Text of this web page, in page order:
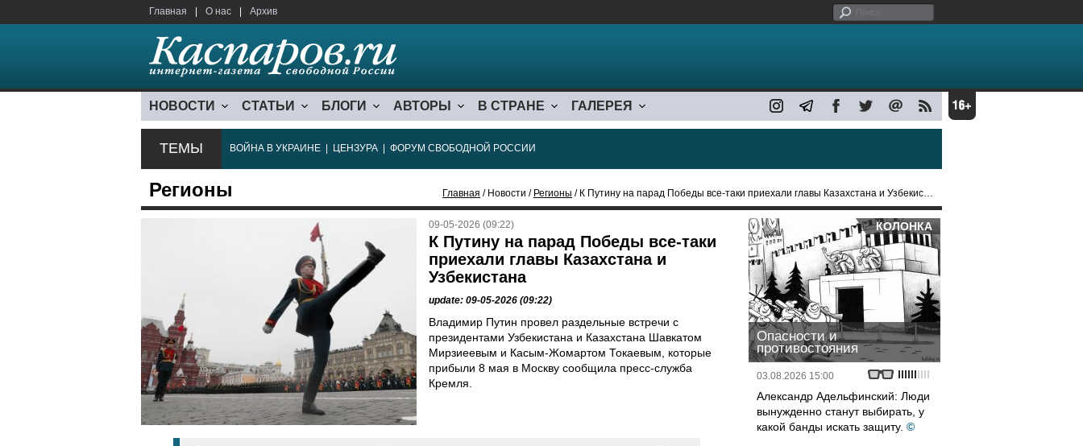
Главная О нас Архив
НОВОСТИ СТАТЬИ БЛОГИ АВТОРЫ В СТРАНЕ ГАЛЕРЕЯ
ТЕМЫ ВОЙНА В УКРАИНЕ ЦЕНЗУРА ФОРУМ СВОБОДНОЙ РОССИИ
Регионы Главная / Новости / Регионы / К Путину на парад Победы все-таки приехали главы Казахстана и Узбекистана
09-05-2026 (09:22)
К Путину на парад Победы все-таки
приехали главы Казахстана и
Узбекистана
update: 09-05-2026 (09:22)
Владимир Путин провел раздельные встречи с
президентами Узбекистана и Казахстана Шавкатом
Мирзиеевым и Касым-Жомартом Токаевым, которые
прибыли 8 мая в Москву сообщила пресс-служба
Кремля.
КОЛОНКА
Опасности и
противостояния
03.08.2026 15:00
Александр Адельфинский: Люди
вынужденно станут выбирать, у
какой банды искать защиту. ©